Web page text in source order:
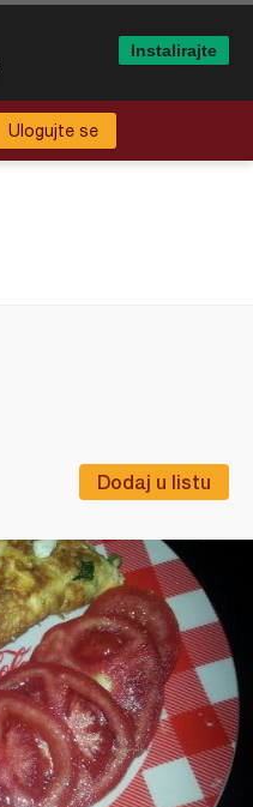
Ulogujte se
Dodaj u listu
Instalirajte